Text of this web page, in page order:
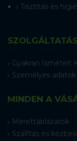
Tisztítás és
Gyakran Ismételt
Személyes
MINDEN A
Mérettáblázatok
Szállítás és